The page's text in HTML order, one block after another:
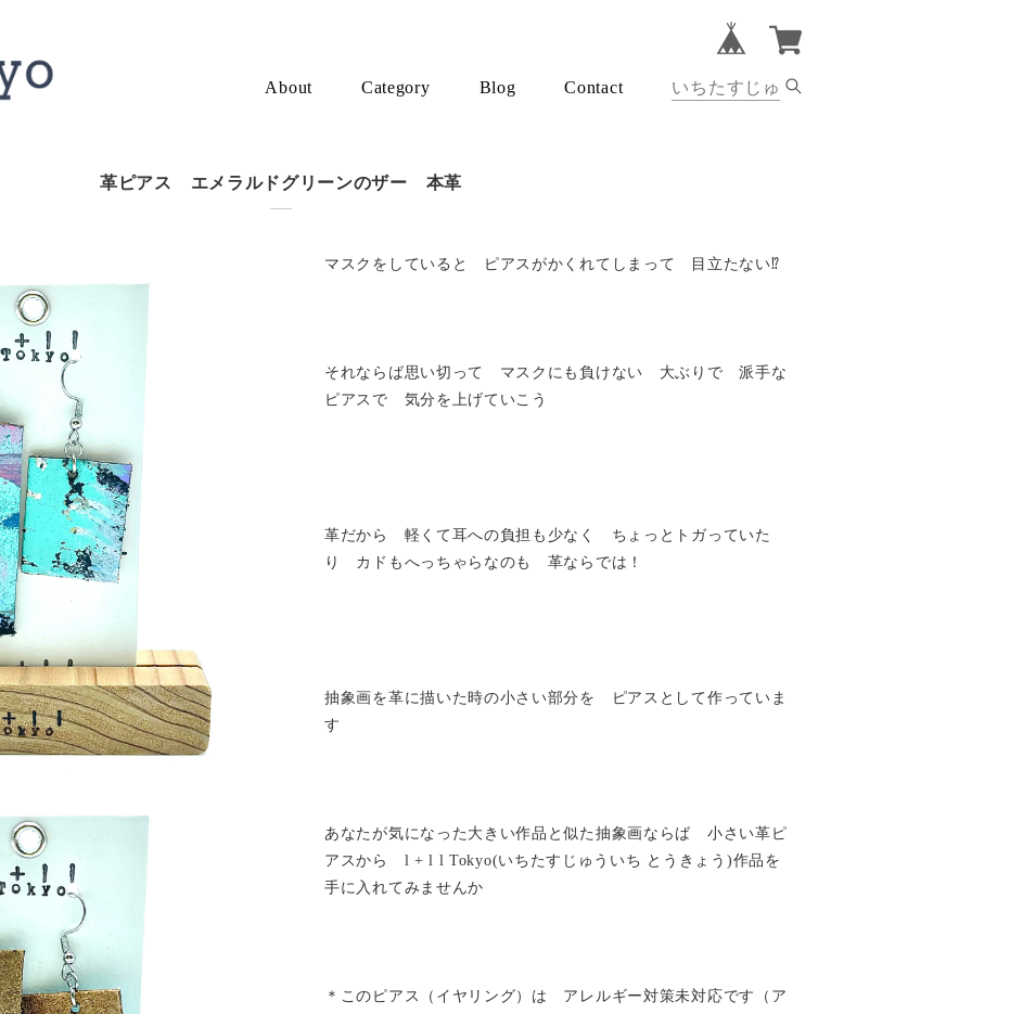
About Category Blog Contact
革ピアス エメラルドグリーンのザー 本革
マスクをしていると ピアスがかくれてしまって 目立たない⁉︎
それならば思い切って マスクにも負けない 大ぶりで 派手な
ピアスで 気分を上げていこう
革だから 軽くて耳への負担も少なく ちょっとトガっていた
り カドもへっちゃらなのも 革ならでは！
抽象画を革に描いた時の小さい部分を ピアスとして作っていま
す
あなたが気になった大きい作品と似た抽象画ならば 小さい革ピ
アスから l + l l Tokyo(いちたすじゅういち とうきょう)作品を
手に入れてみませんか
＊このピアス（イヤリング）は アレルギー対策未対応です（ア